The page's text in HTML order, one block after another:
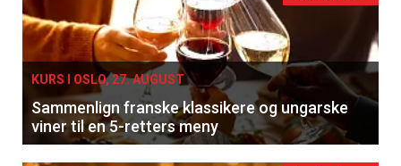
KURS I OSLO, 27. AUGUST
Sammenlign franske klassikere og ungarske
viner til en 5-retters meny